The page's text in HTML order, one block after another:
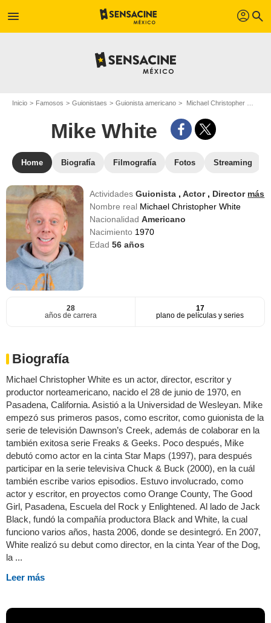
menu profil search
Inicio Famosos Guionistaes Guionista americano Michael Christopher White - Apodo : Mike White
Mike White
Home Biografía Filmografía Fotos Streaming
ActividadesGuionista ,Actor , Director más
Nombre real Michael Christopher White
NacionalidadAmericano
Nacimiento 1970
Edad56 años
28
años de carrera
17
plano de películas y series
Biografía
Michael Christopher White es un actor, director, escritor y
productor norteamericano, nacido el 28 de junio de 1970, en
Pasadena, California. Asistió a la Universidad de Wesleyan. Mike
empezó sus primeros pasos, como escritor, como guionista de la
serie de televisión Dawnson’s Creek, además de colaborar en la
también exitosa serie Freaks & Geeks. Poco después, Mike
debutó como actor en la cinta Star Maps (1997), para después
participar en la serie televisiva Chuck & Buck (2000), en la cuál
también escribe varios episodios. Estuvo involucrado, como
actor y escritor, en proyectos como Orange County, The Good
Girl, Pasadena, Escuela del Rock y Enlightened. Al lado de Jack
Black, fundó la compañía productora Black and White, la cual
funciono varios años, hasta 2006, donde se desintegró. En 2007,
White realizó su debut como director, en la cinta Year of the Dog,
la ...
Leer más